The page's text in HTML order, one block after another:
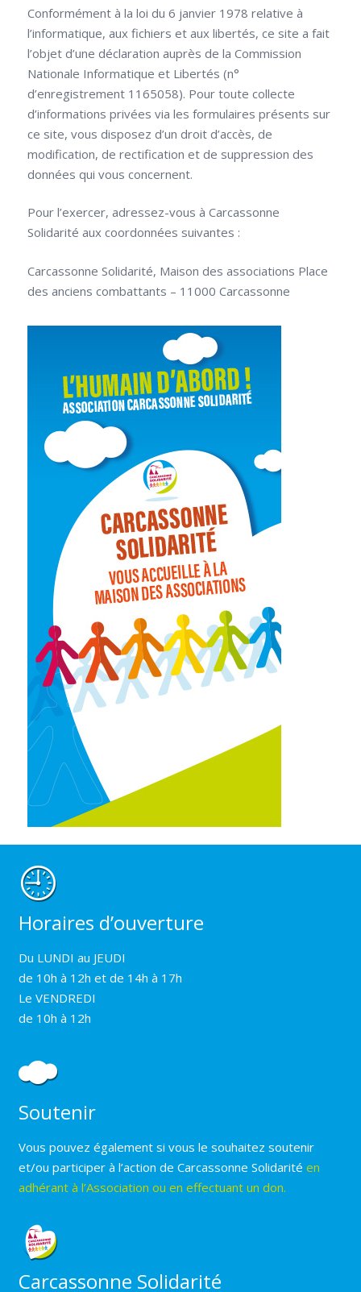
Conformément à la loi du 6 janvier 1978 relative à
l’informatique, aux fichiers et aux libertés, ce site a fait
l’objet d’une déclaration auprès de la Commission
Nationale Informatique et Libertés (n°
d’enregistrement 1165058). Pour toute collecte
d’informations privées via les formulaires présents sur
ce site, vous disposez d’un droit d’accès, de
modification, de rectification et de suppression des
données qui vous concernent.
Pour l’exercer, adressez-vous à Carcassonne
Solidarité aux coordonnées suivantes :
Carcassonne Solidarité, Maison des associations Place
des anciens combattants – 11000 Carcassonne
Horaires d’ouverture
Du LUNDI au JEUDI
de 10h à 12h et de 14h à 17h
Le VENDREDI
de 10h à 12h
Soutenir
Vous pouvez également si vous le souhaitez soutenir
et/ou participer à l’action de Carcassonne Solidarité en
adhérant à l’Association ou en effectuant un don.
Carcassonne Solidarité